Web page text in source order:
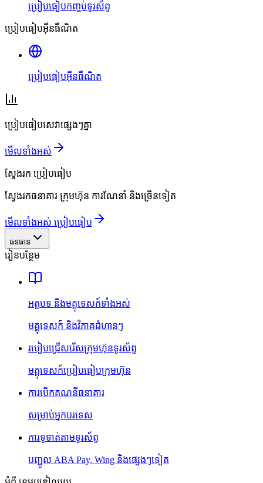
ប្រៀបធៀបកញ្ចប់ទូរស័ព្ទ
ប្រៀបធៀបអ៊ីនធឺណិត
ប្រៀបធៀបអ៊ីនធឺណិត
ប្រៀបធៀបសេវាផ្សេងៗគ្នា
មើលទាំងអស់
ស្វែងរក ប្រៀបធៀប
ស្វែងរកធនាគារ ក្រុមហ៊ុន ការណែនាំ និងច្រើនទៀត
មើលទាំងអស់ ប្រៀបធៀប
ធនធាន
រៀនបន្ថែម
អត្ថបទ និងមគ្គុទេសក៍ទាំងអស់
មគ្គុទេសក៍ និងវិភាគជំហានៗ
របៀបជ្រើសរើសក្រុមហ៊ុនទូរស័ព្ទ
មគ្គុទេសក៍ប្រៀបធៀបក្រុមហ៊ុន
ការបើកគណនីធនាគារ
សម្រាប់អ្នកបរទេស
ការទូទាត់តាមទូរស័ព្ទ
បញ្ជូល ABA Pay, Wing និងផ្សេងៗទៀត